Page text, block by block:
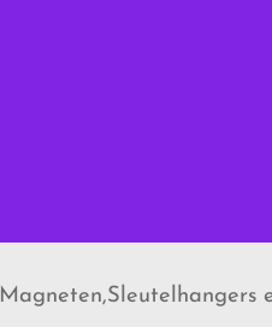
Magneten,Sleutelhangers